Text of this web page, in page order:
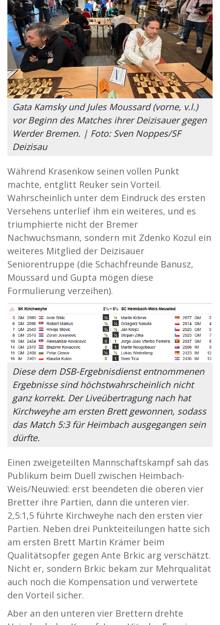
Gata Kamsky und Jules Moussard (vorne, v.l.)
vor Beginn des Matches ihrer Deizisauer gegen
Werder Bremen. | Foto: Sven Noppes/SF
Deizisau
Während Krasenkow seinen vollen Punkt
machte, entglitt Reuker sein Vorteil.
Wahrscheinlich unter dem Eindruck des ersten
Versehens unterlief ihm ein weiteres, und es
triumphierte nicht der Bremer
Nachwuchsmann, sondern mit Zdenko Kozul ein
weiteres Mitglied der Deizisauer
Seniorentruppe (die Schachfreunde Banusz,
Moussard und Gupta mögen diese
Formulierung verzeihen).
Diese dem DSB-Ergebnisdienst entnommenen
Ergebnisse sind höchstwahrscheinlich nicht
ganz korrekt. Der Liveübertragung nach hat
Kirchweyhe am ersten Brett gewonnen, sodass
das Match 5:3 für Heimbach ausgegangen sein
dürfte.
Einen zweigeteilten Mannschaftskampf sah das
Publikum beim Duell zwischen Heimbach-
Weis/Neuwied: erst beendeten die oberen vier
Bretter ihre Partien, dann die unteren vier.
2,5:1,5 führte Kirchweyhe nach den ersten vier
Partien. Neben drei Punkteiteilungen hatte sich
am ersten Brett Martin Krämer beim
Qualitätsopfer gegen Ante Brkic arg verschätzt.
Nicht er, sondern Brkic bekam zur Mehrqualität
auch noch die Kompensation und verwertete
den Vorteil sicher.
Aber an den unteren vier Brettern drehte